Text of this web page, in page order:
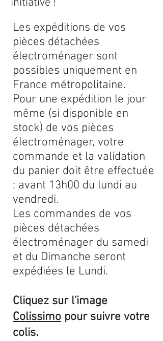
Les expéditions de vos
pièces détachées
électroménager sont
possibles uniquement en
France métropolitaine.
Pour une expédition le jour
même (si disponible en
stock) de vos pièces
électroménager, votre
commande et la validation
du panier doit être effectuée
: avant 13h00 du lundi au
vendredi.
Les commandes de vos
pièces détachées
électroménager du samedi
et du Dimanche seront
expédiées le Lundi.
Cliquez sur l'image
Colissimo pour suivre votre
colis.
initiative !